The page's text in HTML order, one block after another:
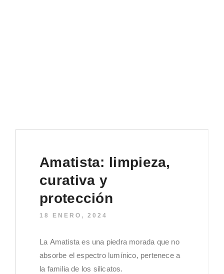
Amatista: limpieza,
curativa y
protección
18 ENERO, 2024
La Amatista es una piedra morada que no
absorbe el espectro lumínico, pertenece a
la familia de los silicatos.